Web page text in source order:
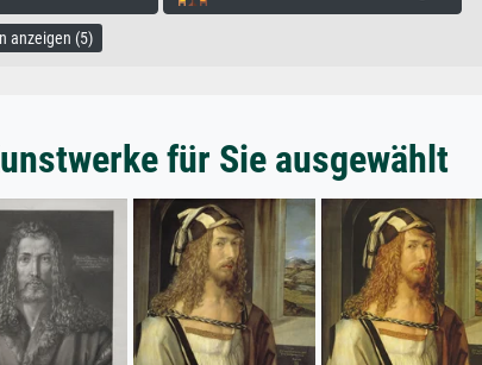
anzeigen (5)
für Sie ausgewählt